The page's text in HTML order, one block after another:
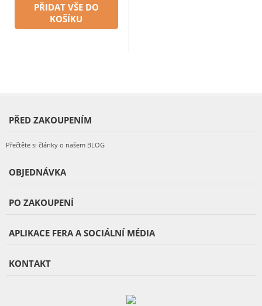
PŘIDAT VŠE DO
KOŠÍKU
PŘED ZAKOUPENÍM
Přečtěte si články o našem BLOG
OBJEDNÁVKA
PO ZAKOUPENÍ
APLIKACE FERA A SOCIÁLNÍ MÉDIA
KONTAKT